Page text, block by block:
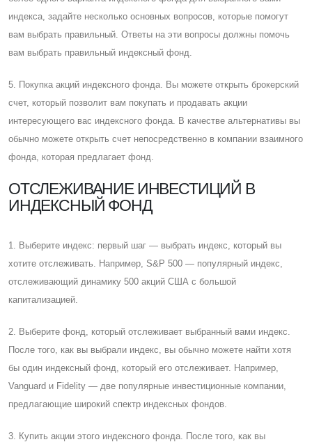
индекса, задайте несколько основных вопросов, которые помогут
вам выбрать правильный. Ответы на эти вопросы должны помочь
вам выбрать правильный индексный фонд.
5. Покупка акций индексного фонда. Вы можете открыть брокерский
счет, который позволит вам покупать и продавать акции
интересующего вас индексного фонда. В качестве альтернативы вы
обычно можете открыть счет непосредственно в компании взаимного
фонда, которая предлагает фонд.
ОТСЛЕЖИВАНИЕ ИНВЕСТИЦИЙ В
ИНДЕКСНЫЙ ФОНД
1. Выберите индекс: первый шаг — выбрать индекс, который вы
хотите отслеживать. Например, S&P 500 — популярный индекс,
отслеживающий динамику 500 акций CША с большой
капитализацией.
2. Выберите фонд, который отслеживает выбранный вами индекс.
После того, как вы выбрали индекс, вы обычно можете найти хотя
бы один индексный фонд, который его отслеживает. Например,
Vanguard и Fidelity — две популярные инвестиционные компании,
предлагающие широкий спектр индексных фондов.
3. Купить акции этого индексного фонда. После того, как вы